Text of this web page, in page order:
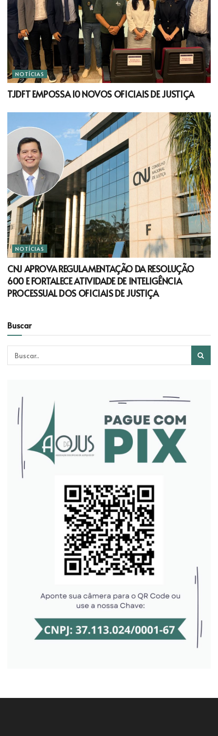
NOTÍCIAS
TJDFT EMPOSSA 10 NOVOS OFICIAIS DE JUSTIÇA
NOTÍCIAS
CNJ APROVA REGULAMENTAÇÃO DA RESOLUÇÃO
600 E FORTALECE ATIVIDADE DE INTELIGÊNCIA
PROCESSUAL DOS OFICIAIS DE JUSTIÇA
Buscar